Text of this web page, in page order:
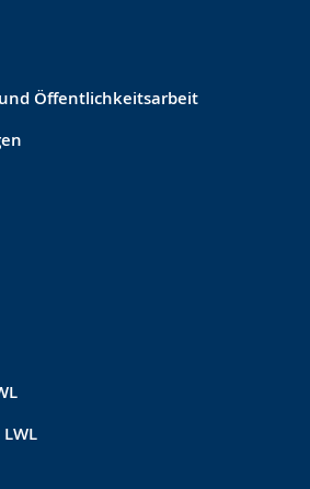
Öffentlichkeitsarbeit